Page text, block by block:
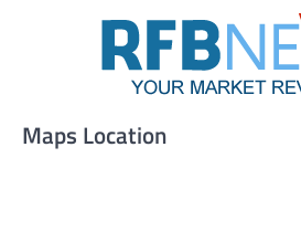
Maps Location